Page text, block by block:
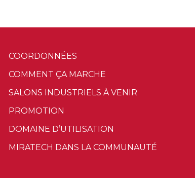
COORDONNÉES
COMMENT ÇA MARCHE
SALONS INDUSTRIELS À VENIR
PROMOTION
DOMAINE D’UTILISATION
MIRATECH DANS LA COMMUNAUTÉ